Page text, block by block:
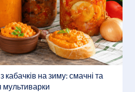
кабачків на зиму: смачні та
мультиварки